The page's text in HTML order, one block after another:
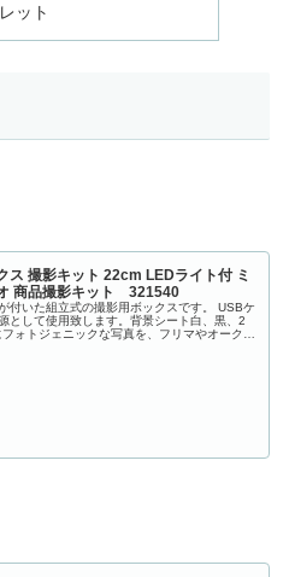
ット
ス 撮影キット 22cm LEDライト付 ミ
商品撮影キット 321540
付いた組立式の撮影用ボックスです。 USBケ
として使用致します。背景シート白、黒、2
ォトジェニックな写真を、フリマやオークシ